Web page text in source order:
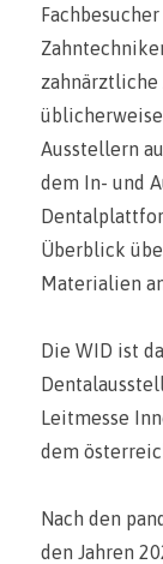
Ausstellern
dem In- und
Überblick
Materialien
Die WID ist
Leitmesse
dem
Nach den
den Jahren